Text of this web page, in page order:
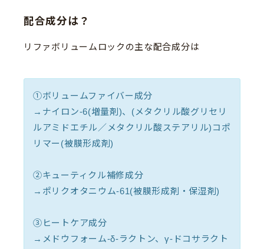
配合成分は？
リファボリュームロックの主な配合成分は
①ボリュームファイバー成分
→ナイロン-6(増量剤)、(メタクリル酸グリセリ
ルアミドエチル／メタクリル酸ステアリル)コポ
リマー(被膜形成剤)
②キューティクル補修成分
→ポリクオタニウム-61(被膜形成剤・保湿剤)
③ヒートケア成分
→メドウフォーム-δ-ラクトン、γ-ドコサラクト